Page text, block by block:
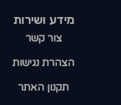
מידע ושירות
צור קשר
הצהרת נגישות
תקנון האתר